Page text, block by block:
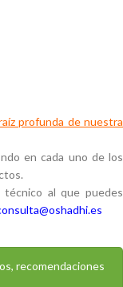
profunda de nuestra
en cada uno de los
técnico al que puedes
recomendaciones